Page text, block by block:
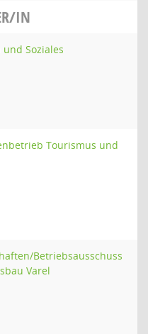
IN
Soziales
Tourismus und
Betriebsausschuss
Varel